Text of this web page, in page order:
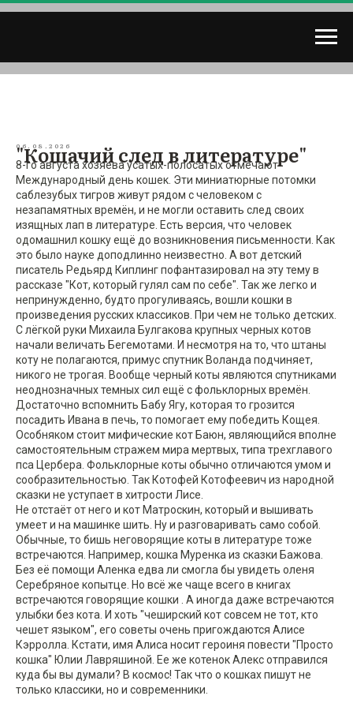
06.08.2026
"Кошачий след в литературе"
8-го августа хозяева усатых-полосатых отмечают
Международный день кошек. Эти миниатюрные потомки
саблезубых тигров живут рядом с человеком с
незапамятных времён, и не могли оставить след своих
изящных лап в литературе. Есть версия, что человек
одомашнил кошку ещё до возникновения письменности. Как
это было науке доподлинно неизвестно. А вот детский
писатель Редьярд Киплинг пофантазировал на эту тему в
рассказе "Кот, который гулял сам по себе". Так же легко и
непринужденно, будто прогуливаясь, вошли кошки в
произведения русских классиков. При чем не только детских.
С лёгкой руки Михаила Булгакова крупных черных котов
начали величать Бегемотами. И несмотря на то, что штаны
коту не полагаются, примус спутник Воланда подчиняет,
никого не трогая. Вообще черный коты являются спутниками
неоднозначных темных сил ещё с фольклорных времён.
Достаточно вспомнить Бабу Ягу, которая то грозится
посадить Ивана в печь, то помогает ему победить Кощея.
Особняком стоит мифические кот Баюн, являющийся вполне
самостоятельным стражем мира мертвых, типа трехглавого
пса Цербера. Фольклорные коты обычно отличаются умом и
сообразительностью. Так Котофей Котофеевич из народной
сказки не уступает в хитрости Лисе.
Не отстаёт от него и кот Матроскин, который и вышивать
умеет и на машинке шить. Ну и разговаривать само собой.
Обычные, то бишь неговорящие коты в литературе тоже
встречаются. Например, кошка Муренка из сказки Бажова.
Без её помощи Аленка едва ли смогла бы увидеть оленя
Серебряное копытце. Но всё же чаще всего в книгах
встречаются говорящие кошки . А иногда даже встречаются
улыбки без кота. И хоть "чеширский кот совсем не тот, кто
чешет языком", его советы очень пригождаются Алисе
Кэрролла. Кстати, имя Алиса носит героиня повести "Просто
кошка" Юлии Лавряшиной. Ее же котенок Алекс отправился
куда бы вы думали? В космос! Так что о кошках пишут не
только классики, но и современники.